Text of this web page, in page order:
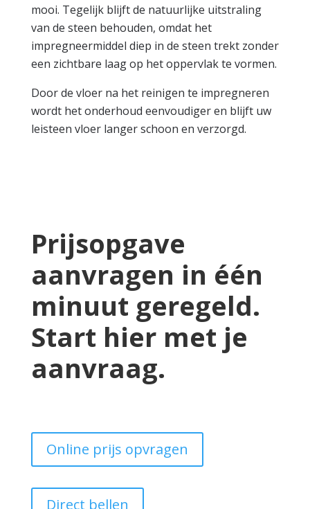
mooi. Tegelijk blijft de natuurlijke uitstraling
van de steen behouden, omdat het
impregneermiddel diep in de steen trekt zonder
een zichtbare laag op het oppervlak te vormen.
Door de vloer na het reinigen te impregneren
wordt het onderhoud eenvoudiger en blijft uw
leisteen vloer langer schoon en verzorgd.
Prijsopgave
aanvragen in één
minuut geregeld.
Start hier met je
aanvraag.
Online prijs opvragen
Direct bellen